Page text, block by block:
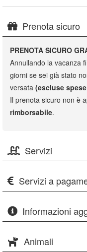
Prenota sicuro
PRENOTA SICURO
Annullando la vacanza
giorni se sei già stato
versata (escluse
Il prenota sicuro non è
rimborsabile.
Servizi
Servizi a
Informazioni
Animali